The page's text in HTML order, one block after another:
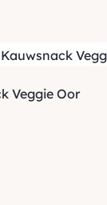
Veggie Oor